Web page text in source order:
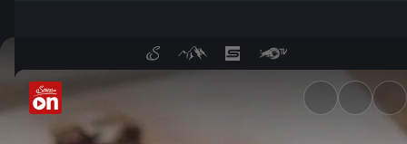
Wie entstand der Mythos